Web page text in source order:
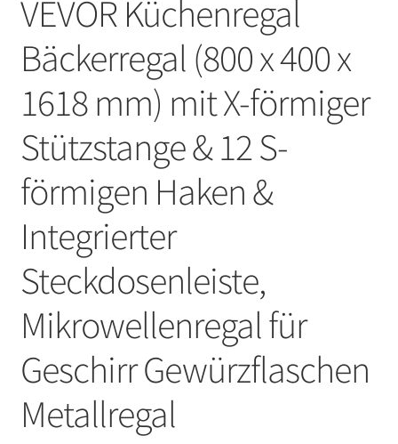
VEVOR Küchenregal
Bäckerregal (800 x 400 x
1618 mm) mit X-förmiger
Stützstange & 12 S-
förmigen Haken &
Integrierter
Steckdosenleiste,
Mikrowellenregal für
Geschirr Gewürzflaschen
Metallregal